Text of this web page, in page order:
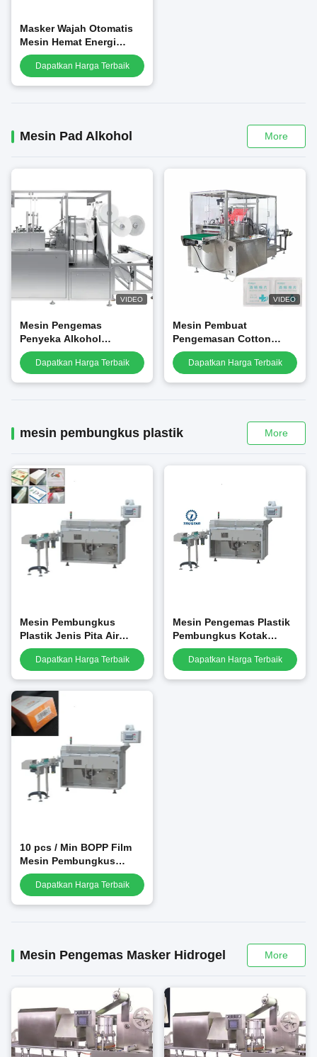
Masker Wajah Otomatis
Mesin Hemat Energi
Kapasitas Bagus Operasi
HalusDapatkan Harga Terbaik
Mesin Pad Alkohol More
VIDEO
Mesin Pengemas
Penyeka Alkohol
Multilanes Otomatis
Penuh Kecepatan Tinggi
Dapatkan Harga Terbaik
VIDEO
Mesin Pembuat
Pengemasan Cotton
Swab Prep Pad Medis
Otomatis Berkecepatan
Dapatkan Harga Terbaik
mesin pembungkus plastik More
Mesin Pembungkus
Plastik Jenis Pita Air
Mata Dengan Film
BOPPBO
Dapatkan Harga Terbaik
Mesin Pengemas Plastik
Pembungkus Kotak
Kosmetik
Dapatkan Harga Terbaik
10 pcs / Min BOPP Film
Mesin Pembungkus
Plastik Susun
Dapatkan Harga Terbaik
Mesin Pengemas Masker Hidrogel More